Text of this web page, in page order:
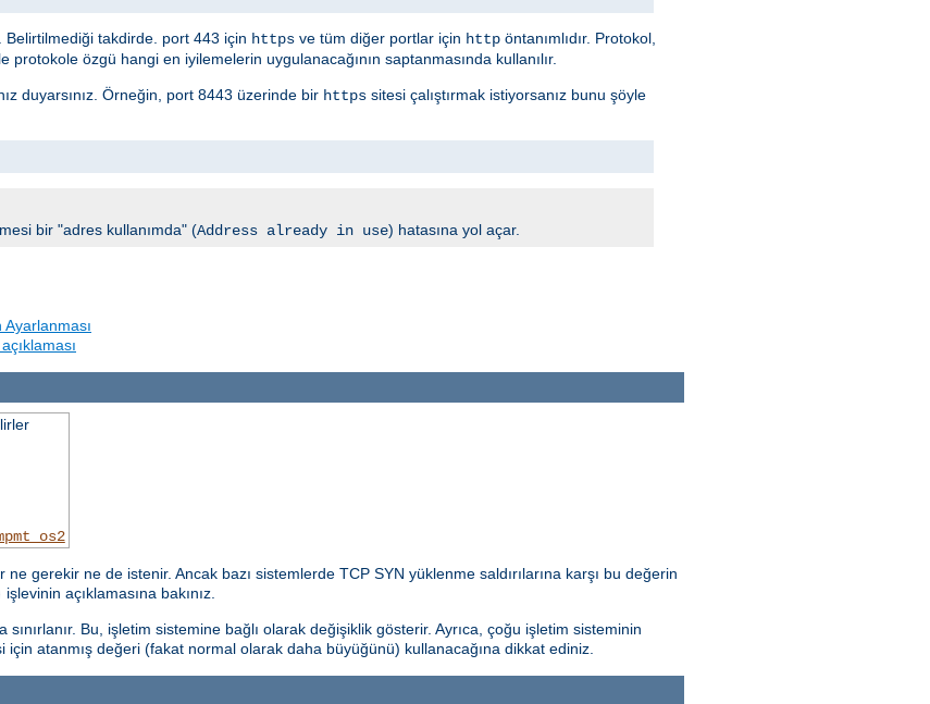
Belirtilmediği takdirde. port 443 için https ve tüm diğer portlar için http öntanımlıdır. Protokol,
protokole özgü hangi en iyilemelerin uygulanacağının saptanmasında kullanılır.
duyarsınız. Örneğin, port 8443 üzerinde bir https sitesi çalıştırmak istiyorsanız bunu şöyle
bir "adres kullanımda" (Address already in use) hatasına yol açar.
gerekir ne de istenir. Ancak bazı sistemlerde TCP SYN yüklenme saldırılarına karşı bu değerin
işlevinin açıklamasına bakınız.
Bu, işletim sistemine bağlı olarak değişiklik gösterir. Ayrıca, çoğu işletim sisteminin
için atanmış değeri (fakat normal olarak daha büyüğünü) kullanacağına dikkat ediniz.